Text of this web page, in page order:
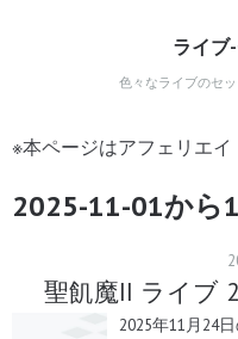
ライブ
色々なライブのセ
※本ページはアフェリエ
2025-11-01から
聖飢魔II ライブ
2025年11月24